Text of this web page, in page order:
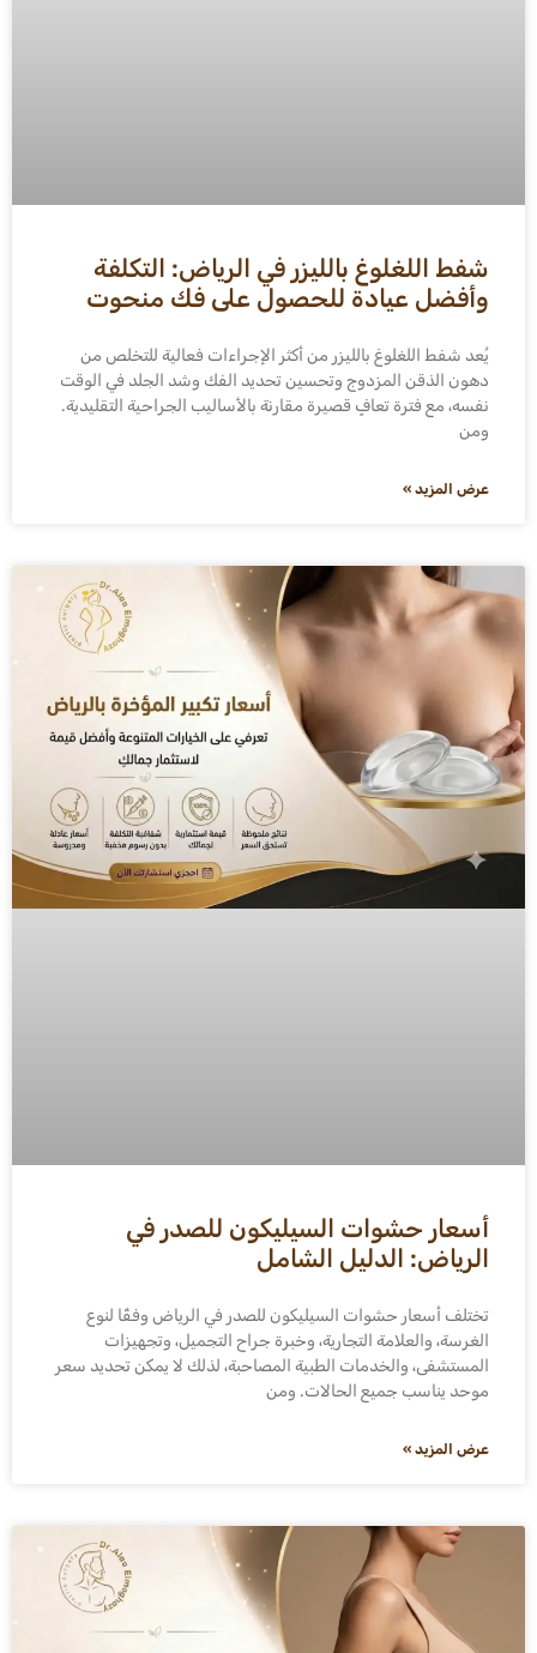
شفط اللغلوغ بالليزر في الرياض: التكلفة
وأفضل عيادة للحصول على فك منحوت
يُعد شفط اللغلوغ بالليزر من أكثر الإجراءات فعالية للتخلص من
دهون الذقن المزدوج وتحسين تحديد الفك وشد الجلد في الوقت
نفسه، مع فترة تعافٍ قصيرة مقارنة بالأساليب الجراحية التقليدية.
ومن
عرض المزيد »
أسعار حشوات السيليكون للصدر في
الرياض: الدليل الشامل
تختلف أسعار حشوات السيليكون للصدر في الرياض وفقًا لنوع
الغرسة، والعلامة التجارية، وخبرة جراح التجميل، وتجهيزات
المستشفى، والخدمات الطبية المصاحبة، لذلك لا يمكن تحديد سعر
موحد يناسب جميع الحالات. ومن
عرض المزيد »